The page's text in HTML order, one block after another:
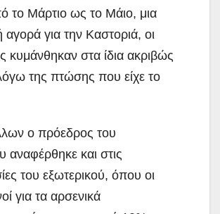
το Μάρτιο ως το Μάιο, μια
για την Καστοριά, οι
κυμάνθηκαν στα ίδια ακριβώς
της πτώσης που είχε το
ο πρόεδρος του
αναφέρθηκε και στις
του εξωτερικού, όπου οι
για τα αρσενικά